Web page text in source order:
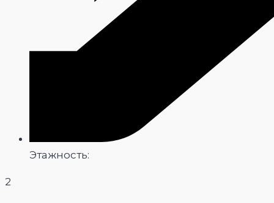
Этажность:
2